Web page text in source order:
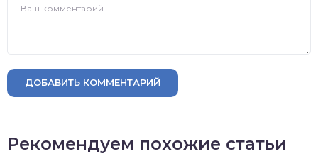
ДОБАВИТЬ КОММЕНТАРИЙ
Рекомендуем похожие статьи